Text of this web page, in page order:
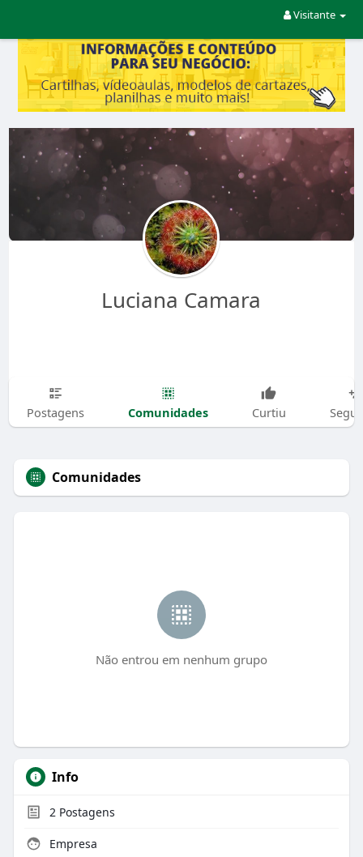
Visitante
Luciana Camara
Postagens Comunidades Curtiu
Comunidades
Não entrou em nenhum grupo
Info
2 Postagens
Empresa